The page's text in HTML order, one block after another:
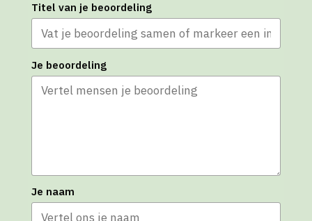
Titel van je beoordeling
Je beoordeling
Je naam